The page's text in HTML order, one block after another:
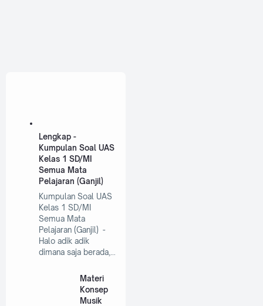
Lengkap -
Kumpulan Soal UAS
Kelas 1 SD/MI
Semua Mata
Pelajaran (Ganjil)
Kumpulan Soal UAS
Kelas 1 SD/MI
Semua Mata
Pelajaran (Ganjil) -
Halo adik adik
dimana saja berada,…
Materi
Konsep
Musik